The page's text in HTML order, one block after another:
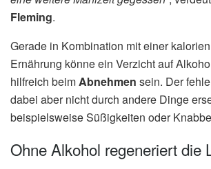
Fleming.
Gerade in Kombination mit einer
Ernährung könne ein Verzicht auf
hilfreich beim Abnehmen sein. Der
dabei aber nicht durch andere Dinge
beispielsweise Süßigkeiten oder
Ohne Alkohol regeneriert die